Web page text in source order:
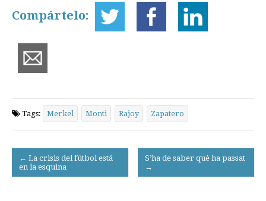
Compártelo:
Tags: Merkel Monti Rajoy Zapatero
Post
navigation
← La crisis del fútbol está
en la esquina
S’ha de saber què ha passat
→